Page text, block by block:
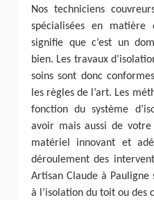
Nos techniciens
spécialisées en
signifie que c’est un
bien. Les travaux
soins sont donc
les règles de l’art. Les
fonction du système
avoir mais aussi de votre
matériel innovant et
déroulement des
Artisan Claude à Pauligne
à l’isolation du toit ou des